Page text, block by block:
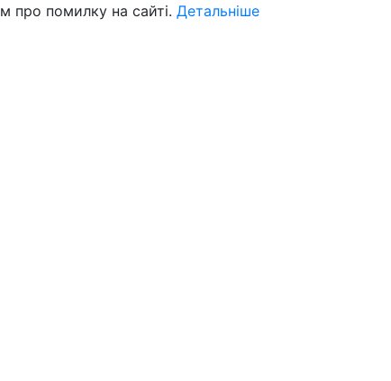
про помилку на сайті. Детальніше